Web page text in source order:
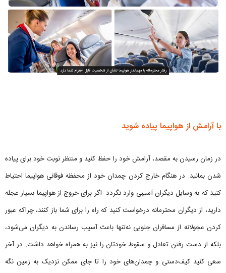
با آرامش از هواپیما پیاده شوید
در زمان رسیدن به مقصد، آرامش خود را حفظ کنید و منتظر نوبت خود برای پیاده
شدن بمانید. در هنگام خارج کردن چمدان خود از محفظه فوقانی هواپیما احتیاط
کنید که به وسایل دیگران آسیبی وارد نگردد. اگر برای خروج از هواپیما بسیار عجله
دارید، از دیگران محترمانه درخواست کنید که راه را برای شما باز کنند، چراکه عبور
کردن عجولانه از مسافران جلویی نه‌تنها باعث آسیب رساندن به دیگران می‌شود،
بلکه از دست رفتن تعادل و سقوط خودتان را نیز به همراه خواهد داشت. در آخر
سعی کنید کیف‌دستی و چمدان‌های خود را تا جای ممکن نزدیک به زمین نگه